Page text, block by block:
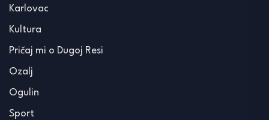
Karlovac
Kultura
Pričaj mi o Dugoj Resi
Ozalj
Ogulin
Sport